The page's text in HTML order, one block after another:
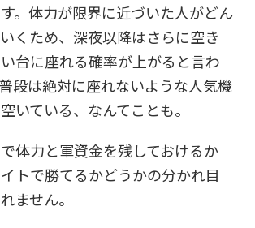
。体力が限界に近づいた人がどん
くため、 深夜以降はさらに空き
台に座れる確率が上がる と言わ
段は絶対に座れないような人気機
いている、なんてことも。
体力と軍資金を残しておけるか
トで勝てるかどうかの分かれ目
ません。